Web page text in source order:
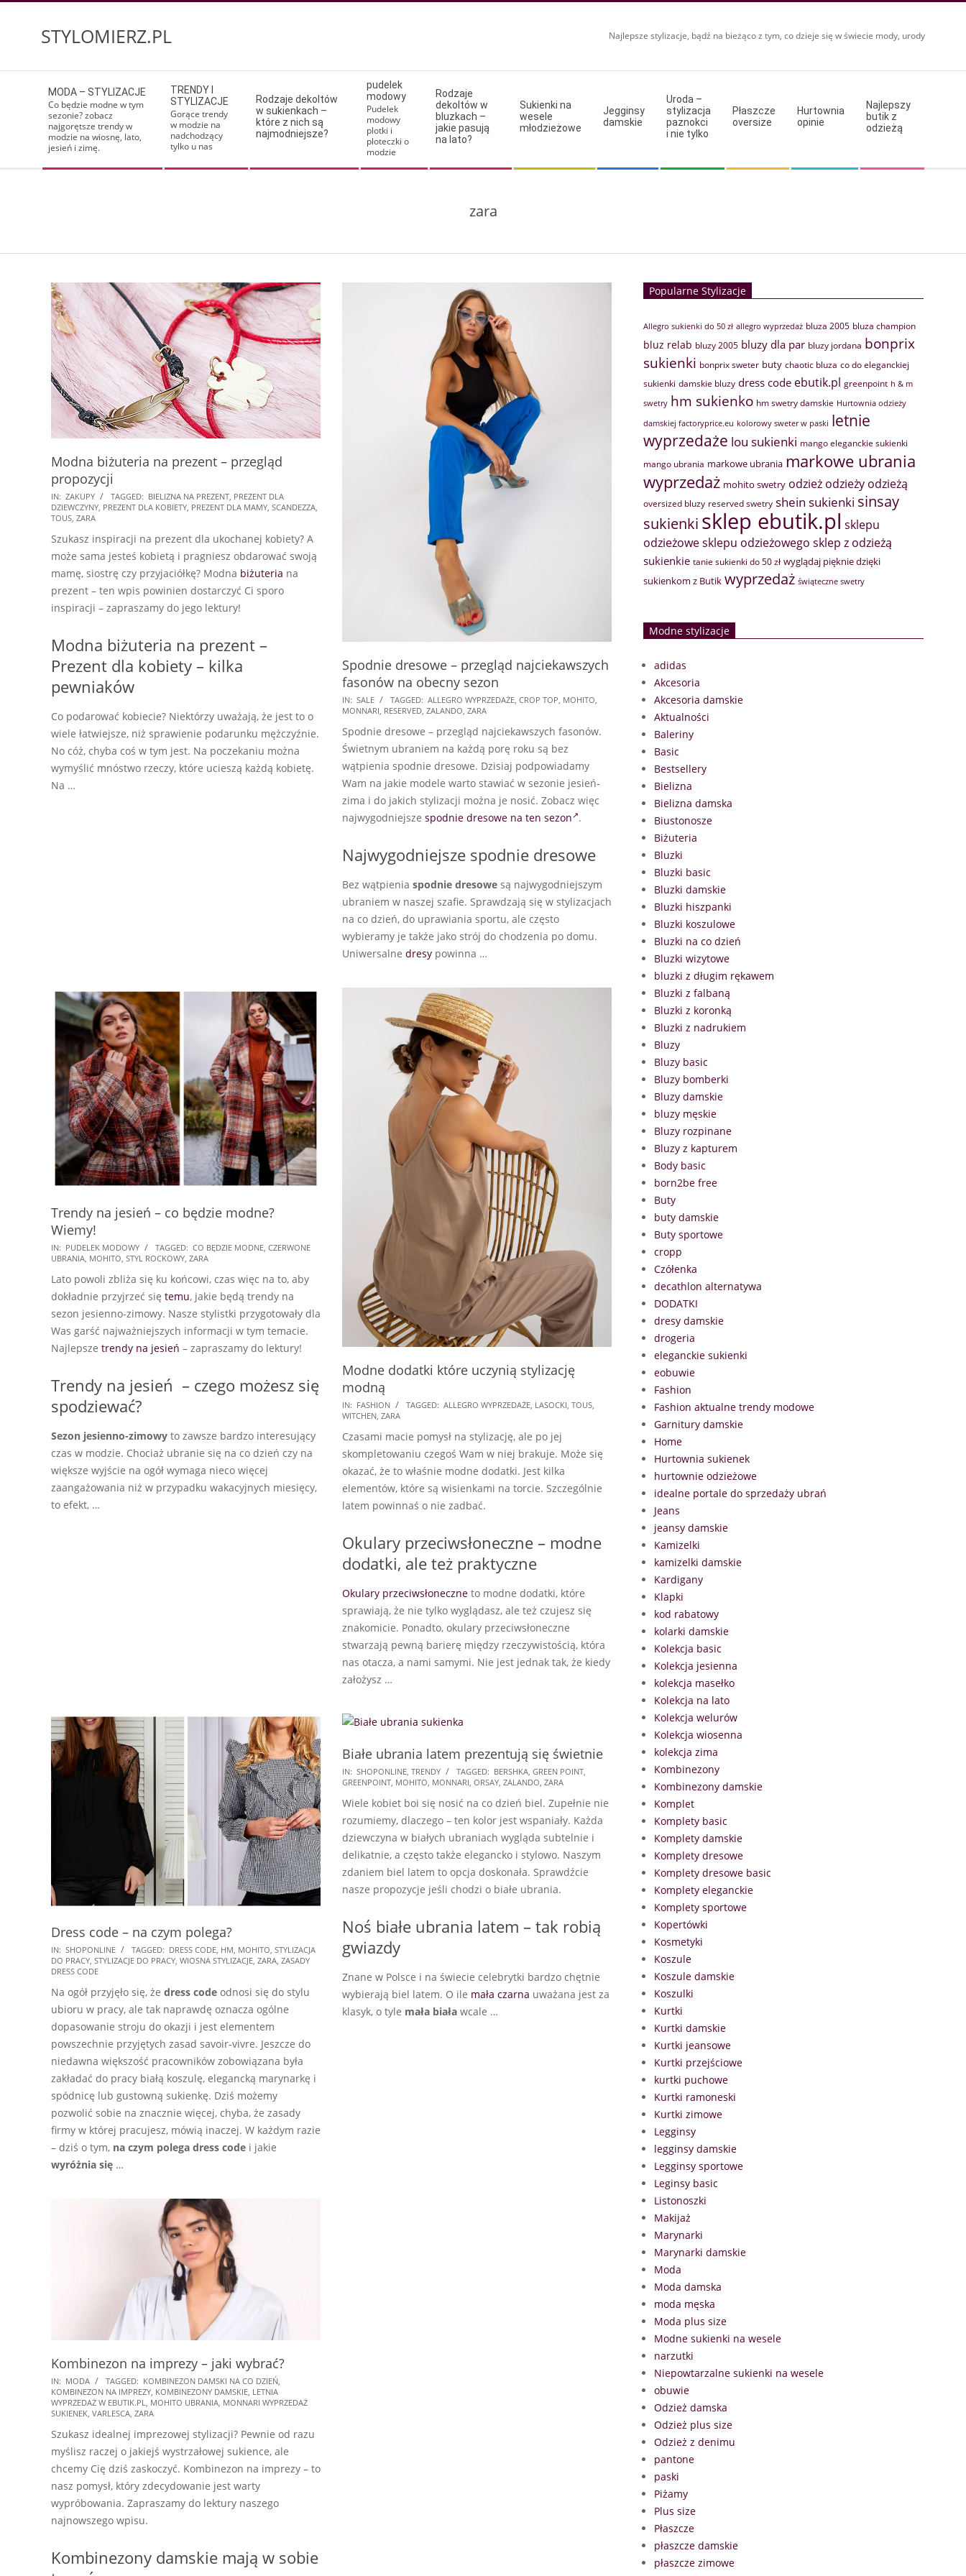
STYLOMIERZ.PL Najlepsze stylizacje, bądź na bieżąco z tym, co dzieje się w świecie mody, urody
Navigation
Menu
MODA – STYLIZACJE
Co będzie modne w tym
sezonie? zobacz
najgorętsze trendy w
modzie na wiosnę, lato,
jesień i zimę.
TRENDY I
STYLIZACJE
Gorące trendy
w modzie na
nadchodzący
tylko u nas
Rodzaje dekoltów
w sukienkach –
które z nich są
najmodniejsze?
pudelek
modowy
Pudelek
modowy
plotki i
ploteczki o
modzie
Rodzaje
dekoltów w
bluzkach –
jakie pasują
na lato?
Sukienki na
wesele
młodzieżowe
Jegginsy
damskie
Uroda –
stylizacja
paznokci
i nie tylko
Płaszcze
oversize
Hurtownia
opinie
Najlepszy
butik z
odzieżą
zara
Modna biżuteria na prezent – przegląd
propozycji
2025-
07-
IN: ZAKUPY TAGGED: BIELIZNA NA PREZENT, PREZENT DLA
DZIEWCZYNY, PREZENT DLA KOBIETY, PREZENT DLA MAMY, SCANDEZZA,
TOUS, ZARA
Szukasz inspiracji na prezent dla ukochanej kobiety? A
może sama jesteś kobietą i pragniesz obdarować swoją
mamę, siostrę czy przyjaciółkę? Modna biżuteria na
prezent – ten wpis powinien dostarczyć Ci sporo
inspiracji – zapraszamy do jego lektury!
Modna biżuteria na prezent –
Prezent dla kobiety – kilka
pewniaków
Co podarować kobiecie? Niektórzy uważają, że jest to o
wiele łatwiejsze, niż sprawienie podarunku mężczyźnie.
No cóż, chyba coś w tym jest. Na poczekaniu można
wymyślić mnóstwo rzeczy, które ucieszą każdą kobietę.
Na …
Spodnie dresowe – przegląd najciekawszych
fasonów na obecny sezon
2025-
07-
20
IN: SALE TAGGED: ALLEGRO WYPRZEDAŻE, CROP TOP, MOHITO,
MONNARI, RESERVED, ZALANDO, ZARA
Spodnie dresowe – przegląd najciekawszych fasonów.
Świetnym ubraniem na każdą porę roku są bez
wątpienia spodnie dresowe. Dzisiaj podpowiadamy
Wam na jakie modele warto stawiać w sezonie jesień-
zima i do jakich stylizacji można je nosić. Zobacz więc
najwygodniejsze spodnie dresowe na ten sezon .
Najwygodniejsze spodnie dresowe
Bez wątpienia spodnie dresowe są najwygodniejszym
ubraniem w naszej szafie. Sprawdzają się w stylizacjach
na co dzień, do uprawiania sportu, ale często
wybieramy je także jako strój do chodzenia po domu.
Uniwersalne dresy powinna …
Trendy na jesień – co będzie modne?
Wiemy!
2025-
07-
18
IN: PUDELEK MODOWY TAGGED: CO BĘDZIE MODNE, CZERWONE
UBRANIA, MOHITO, STYL ROCKOWY, ZARA
Lato powoli zbliża się ku końcowi, czas więc na to, aby
dokładnie przyjrzeć się temu, jakie będą trendy na
sezon jesienno-zimowy. Nasze stylistki przygotowały dla
Was garść najważniejszych informacji w tym temacie.
Najlepsze trendy na jesień – zapraszamy do lektury!
Trendy na jesień – czego możesz się
spodziewać?
Sezon jesienno-zimowy to zawsze bardzo interesujący
czas w modzie. Chociaż ubranie się na co dzień czy na
większe wyjście na ogół wymaga nieco więcej
zaangażowania niż w przypadku wakacyjnych miesięcy,
to efekt, …
Modne dodatki które uczynią stylizację
modną
2025-
07-
12
IN: FASHION TAGGED: ALLEGRO WYPRZEDAŻE, LASOCKI, TOUS,
WITCHEN, ZARA
Czasami macie pomysł na stylizację, ale po jej
skompletowaniu czegoś Wam w niej brakuje. Może się
okazać, że to właśnie modne dodatki. Jest kilka
elementów, które są wisienkami na torcie. Szczególnie
latem powinnaś o nie zadbać.
Okulary przeciwsłoneczne – modne
dodatki, ale też praktyczne
Okulary przeciwsłoneczne to modne dodatki, które
sprawiają, że nie tylko wyglądasz, ale też czujesz się
znakomicie. Ponadto, okulary przeciwsłoneczne
stwarzają pewną barierę między rzeczywistością, która
nas otacza, a nami samymi. Nie jest jednak tak, że kiedy
założysz …
Dress code – na czym polega?
2025-
03-
IN: SHOPONLINE TAGGED: DRESS CODE HM MOHITO STYLIZACJA
DO PRACY STYLIZACJE DO PRACY WIOSNA STYLIZACJE ZARA ZASADY
DRESS CODE
Na ogół przyjęło się, że dress code odnosi się do stylu
ubioru w pracy, ale tak naprawdę oznacza ogólne
dopasowanie stroju do okazji i jest elementem
powszechnie przyjętych zasad savoir-vivre. Jeszcze do
niedawna większość pracowników zobowiązana była
zakładać do pracy białą koszulę, elegancką marynarkę i
spódnicę lub gustowną sukienkę. Dziś możemy
pozwolić sobie na znacznie więcej, chyba, że zasady
firmy w której pracujesz, mówią inaczej. W każdym razie
– dziś o tym, na czym polega dress code i jakie
wyróżnia się …
Białe ubrania latem prezentują się świetnie
2025-
02-
01
IN: SHOPONLINE, TRENDY TAGGED: BERSHKA, GREEN POINT,
GREENPOINT, MOHITO, MONNARI, ORSAY, ZALANDO, ZARA
Wiele kobiet boi się nosić na co dzień biel. Zupełnie nie
rozumiemy, dlaczego – ten kolor jest wspaniały. Każda
dziewczyna w białych ubraniach wygląda subtelnie i
delikatnie, a często także elegancko i stylowo. Naszym
zdaniem biel latem to opcja doskonała. Sprawdźcie
nasze propozycje jeśli chodzi o białe ubrania.
Noś białe ubrania latem – tak robią
gwiazdy
Znane w Polsce i na świecie celebrytki bardzo chętnie
wybierają biel latem. O ile mała czarna uważana jest za
klasyk, o tyle mała biała wcale …
Kombinezon na imprezy – jaki wybrać?
2025-
01-
20
IN: MODA TAGGED: KOMBINEZON DAMSKI NA CO DZIEŃ,
KOMBINEZON NA IMPREZY, KOMBINEZONY DAMSKIE, LETNIA
WYPRZEDAŻ W EBUTIK.PL, MOHITO UBRANIA, MONNARI WYPRZEDAŻ
SUKIENEK, VARLESCA, ZARA
Szukasz idealnej imprezowej stylizacji? Pewnie od razu
myślisz raczej o jakiejś wystrzałowej sukience, ale
chcemy Cię dziś zaskoczyć. Kombinezon na imprezy – to
nasz pomysł, który zdecydowanie jest warty
wypróbowania. Zapraszamy do lektury naszego
najnowszego wpisu.
Kombinezony damskie mają w sobie
Popularne Stylizacje
Allegro sukienki do 50 zł allegro wyprzedaż bluza 2005 bluza champion
bluz relab bluzy 2005 bluzy dla par bluzy jordana bonprix
sukienki bonprix sweter buty chaotic bluza co do eleganckiej
sukienki damskie bluzy dress code ebutik.pl greenpoint h & m
swetry hm sukienko hm swetry damskie Hurtownia odzieży
damskiej factoryprice.eu kolorowy sweter w paski letnie
wyprzedaże lou sukienki mango eleganckie sukienki
mango ubrania markowe ubrania markowe ubrania
wyprzedaż mohito swetry odzież odzieży odzieżą
oversized bluzy reserved swetry shein sukienki sinsay
sukienki sklep ebutik.pl sklepu
odzieżowesklepu odzieżowego sklep z odzieżą
sukienkie tanie sukienki do 50 zł wyglądaj pięknie dzięki
sukienkom z Butik wyprzedaż świąteczne swetry
Modne stylizacje
adidas
Akcesoria
Akcesoria damskie
Aktualności
Baleriny
Basic
Bestsellery
Bielizna
Bielizna damska
Biustonosze
Biżuteria
Bluzki
Bluzki basic
Bluzki damskie
Bluzki hiszpanki
Bluzki koszulowe
Bluzki na co dzień
Bluzki wizytowe
bluzki z długim rękawem
Bluzki z falbaną
Bluzki z koronką
Bluzki z nadrukiem
Bluzy
Bluzy basic
Bluzy bomberki
Bluzy damskie
bluzy męskie
Bluzy rozpinane
Bluzy z kapturem
Body basic
born2be free
Buty
buty damskie
Buty sportowe
cropp
Czółenka
decathlon alternatywa
DODATKI
dresy damskie
drogeria
eleganckie sukienki
eobuwie
Fashion
Fashion aktualne trendy modowe
Garnitury damskie
Home
Hurtownia sukienek
hurtownie odzieżowe
idealne portale do sprzedaży ubrań
Jeans
jeansy damskie
Kamizelki
kamizelki damskie
Kardigany
Klapki
kod rabatowy
kolarki damskie
Kolekcja basic
Kolekcja jesienna
kolekcja masełko
Kolekcja na lato
Kolekcja welurów
Kolekcja wiosenna
kolekcja zima
Kombinezony
Kombinezony damskie
Komplet
Komplety basic
Komplety damskie
Komplety dresowe
Komplety dresowe basic
Komplety eleganckie
Komplety sportowe
Kopertówki
Kosmetyki
Koszule
Koszule damskie
Koszulki
Kurtki
Kurtki damskie
Kurtki jeansowe
Kurtki przejściowe
kurtki puchowe
Kurtki ramoneski
Kurtki zimowe
Legginsy
legginsy damskie
Legginsy sportowe
Leginsy basic
Listonoszki
Makijaż
Marynarki
Marynarki damskie
Moda
Moda damska
moda męska
Moda plus size
Modne sukienki na wesele
narzutki
Niepowtarzalne sukienki na wesele
obuwie
Odzież damska
Odzież plus size
Odzież z denimu
pantone
paski
Piżamy
Plus size
Płaszcze
płaszcze damskie
płaszcze zimowe